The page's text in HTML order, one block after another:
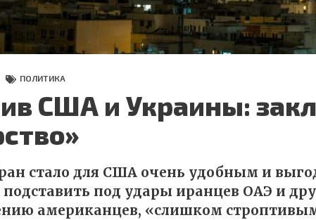
ПОЛИТИКА
США и Украины:
стало для США очень удобным и
под удары иранцев ОАЭ и
американцев, «слишком